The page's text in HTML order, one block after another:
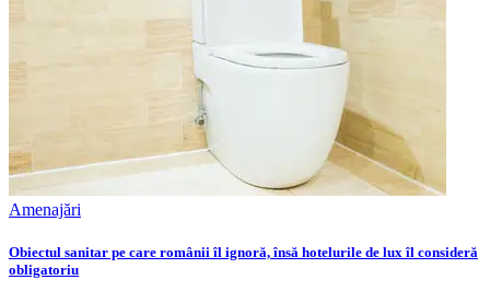
Amenajări
Obiectul sanitar pe care românii îl ignoră, însă hotelurile de lux îl consideră
obligatoriu